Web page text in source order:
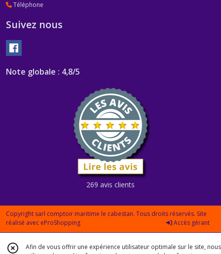
Téléphone
Suivez nous
Note globale : 4,8/5
269 avis clients
Copyright sarl comptoir maritime le cabestan. Tous droits réservés. Site
réalisé avec eProShopping Accès gérant
Afin de vous offrir une expérience utilisateur optimale sur le site, nous